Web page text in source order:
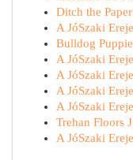
Ditch the
A JóSzaki
Bulldog
A JóSzaki
A JóSzaki
A JóSzaki
A JóSzaki
Trehan Floors
A JóSzaki